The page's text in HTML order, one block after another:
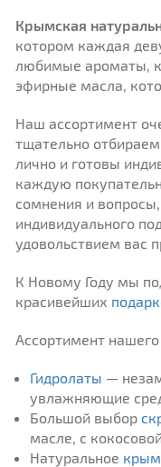
Крымская
котором каждая
любимые ароматы,
эфирные масла,
Наш ассортимент
тщательно
лично и готовы
каждую
сомнения и вопросы,
индивидуального
удовольствием вас
К Новому Году мы
красивейших
Ассортимент
Гидролаты —
увлажняющие
Большой выбор
масле, с
Натуральное